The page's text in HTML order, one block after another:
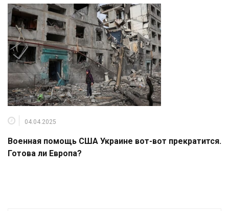
04.04.2025
Военная помощь США Украине вот-вот прекратится.
Готова ли Европа?